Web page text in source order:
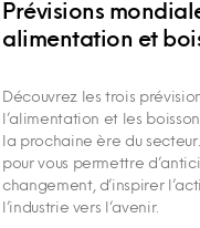
Prévisions
alimentation et
Découvrez les trois
l’alimentation et les
la prochaine ère du
pour vous permettre
changement, d’inspirer
l’industrie vers l’avenir.